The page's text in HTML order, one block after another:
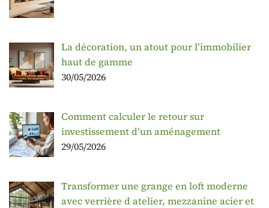
La décoration, un atout pour l’immobilier
haut de gamme
30/05/2026
Comment calculer le retour sur
investissement d’un aménagement
29/05/2026
Transformer une grange en loft moderne
avec verrière d atelier, mezzanine acier et